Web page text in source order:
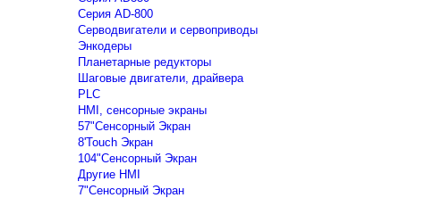
Серия AD-800
Серводвигатели и сервоприводы
Энкодеры
Планетарные редукторы
Шаговые двигатели, драйвера
PLC
HMI, сенсорные экраны
57"Сенсорный Экран
8'Touch Экран
104"Сенсорный Экран
Другие HMI
7"Сенсорный Экран